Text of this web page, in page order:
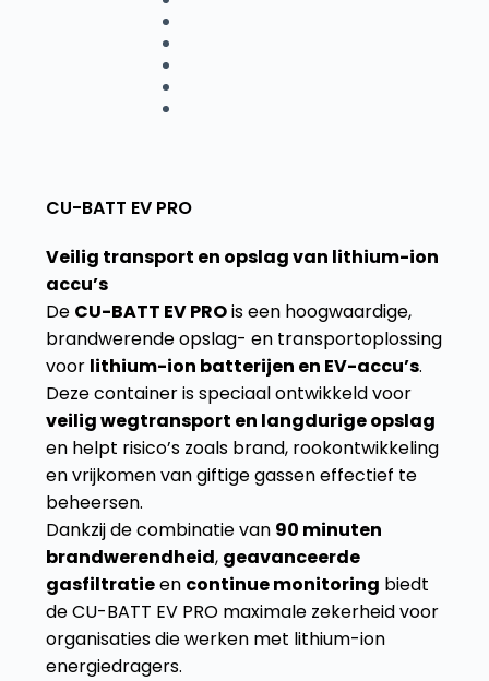
CU-BATT EV PRO
Veilig transport en opslag van lithium-ion
accu’s
De CU-BATT EV PROis een hoogwaardige,
brandwerende opslag- en transportoplossing
voor lithium-ion batterijen en EV-accu’s.
Deze container is speciaal ontwikkeld voor
veilig wegtransport en langdurige opslag
en helpt risico’s zoals brand, rookontwikkeling
en vrijkomen van giftige gassen effectief te
beheersen.
Dankzij de combinatie van 90 minuten
brandwerendheid, geavanceerde
gasfiltratieen continue monitoring biedt
de CU-BATT EV PRO maximale zekerheid voor
organisaties die werken met lithium-ion
energiedragers.